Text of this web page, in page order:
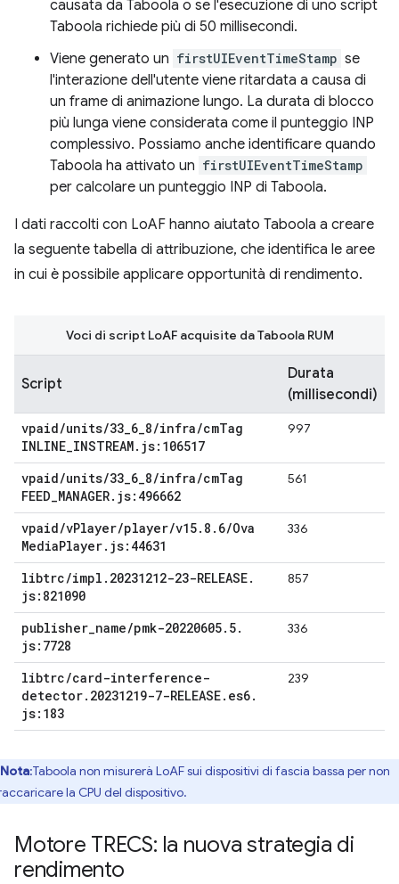
causata da Taboola o se l'esecuzione di uno script
Taboola richiede più di 50 millisecondi.
Viene generato un firstUIEventTimeStamp se
l'interazione dell'utente viene ritardata a causa di
un frame di animazione lungo. La durata di blocco
più lunga viene considerata come il punteggio INP
complessivo. Possiamo anche identificare quando
Taboola ha attivato un firstUIEventTimeStamp
per calcolare un punteggio INP di Taboola.
I dati raccolti con LoAF hanno aiutato Taboola a creare
la seguente tabella di attribuzione, che identifica le aree
in cui è possibile applicare opportunità di rendimento.
Script
Durata
(millisecondi)
vpaid/units/33 6 8/infra/cmTag
INLINE INSTREAM. js:106517
997
vpaid/units/33 6 8/infra/cmTag
FEED MANAGER. js:496662
561
vpaid/vPlayer/player/v15. 8 . 6/Ova
MediaPlayer. js:44631
336
libtrc/impl . 20231212-23-RELEASE.
js:821090
857
publisher name/pmk-20220605. 5.
js:7728
336
libtrc/card-interference-
detector. 20231219-7-RELEASE. es6.
js:183
239
Voci di script LoAF acquisite da Taboola RUM
Nota:Taboola non misurerà LoAF sui dispositivi di fascia bassa per non
la CPU del dispositivo.
Motore TRECS: la nuova strategia di
rendimento